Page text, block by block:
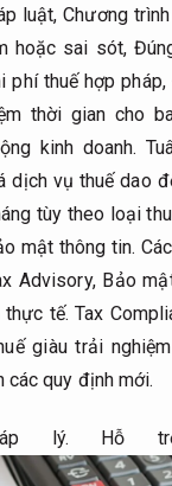
luật,Chương
hoặc sai sót,
phí thuế hợp pháp,
thời gian cho
kinh doanh.
dịch vụ thuế dao
tùy theo loại
mật thông tin.
Advisory, Bảo
thực tế. Tax
giàu trải
các quy định mới.
lý. Hỗ